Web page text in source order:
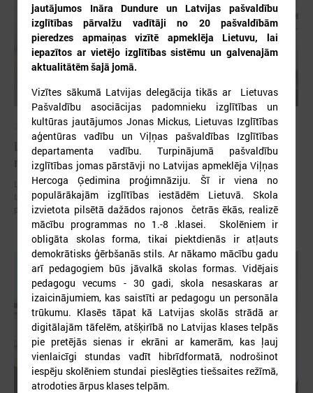
2026. gada 30. jūlijs
Latvijas Pašvaldību savienības un Iekšlietu
ministrijas sarunas
Latvijas Pašvaldību savienība aicina piedalīties Iekšlietu ministrijas un
Latvijas Pašvaldību savienības sarunās, kas notiks šī gada 5. augustā
plkst. 14:30 LPS 4. stāva zālē (Mazā Pils iela 1, Rīga).
jautājumos Ināra Dundure un Latvijas pašvaldību
izglītības pārvalžu vadītāji no 20 pašvaldībām
pieredzes apmaiņas vizītē apmeklēja Lietuvu, lai
iepazītos ar vietējo izglītības sistēmu un galvenajām
aktualitātēm šajā jomā.
Vizītes sākumā Latvijas delegācija tikās ar Lietuvas
Pašvaldību asociācijas padomnieku izglītības un
kultūras jautājumos Jonas Mickus, Lietuvas Izglītības
aģentūras vadību un Viļņas pašvaldības Izglītības
departamenta vadību. Turpinājumā pašvaldību
izglītības jomas pārstāvji no Latvijas apmeklēja Viļņas
Hercoga Ģedimina proģimnāziju. Šī ir viena no
populārākajām izglītības iestādēm Lietuvā. Skola
izvietota pilsētā dažādos rajonos četrās ēkās, realizē
mācību programmas no 1.-8 .klasei. Skolēniem ir
obligāta skolas forma, tikai piektdienās ir atļauts
demokrātisks ģērbšanās stils. Ar nākamo mācību gadu
arī pedagogiem būs jāvalkā skolas formas. Vidējais
pedagogu vecums - 30 gadi, skola nesaskaras ar
izaicinājumiem, kas saistīti ar pedagogu un personāla
trūkumu. Klasēs tāpat kā Latvijas skolās strādā ar
digitālajām tāfelēm, atšķirībā no Latvijas klases telpās
pie pretējās sienas ir ekrāni ar kamerām, kas ļauj
vienlaicīgi stundas vadīt hibrīdformatā, nodrošinot
iespēju skolēniem stundai pieslēgties tiešsaites režīmā,
atrodoties ārpus klases telpām.